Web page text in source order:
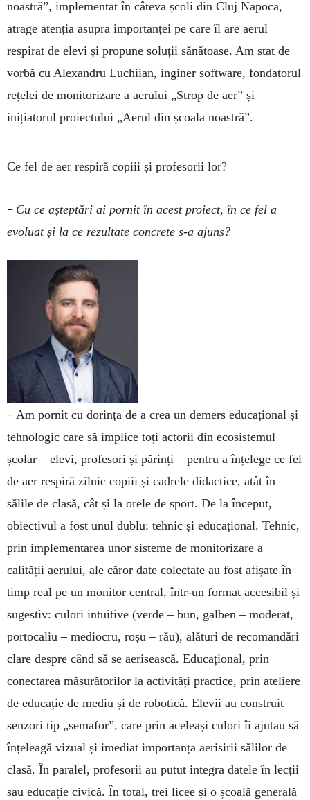
noastră”, implementat în câteva școli din Cluj Napoca,
atrage atenția asupra importanței pe care îl are aerul
respirat de elevi și propune soluții sănătoase. Am stat de
vorbă cu Alexandru Luchiian, inginer software, fondatorul
rețelei de monitorizare a aerului „Strop de aer” și
inițiatorul proiectului „Aerul din școala noastră”.
Ce fel de aer respiră copiii și profesorii lor?
– Cu ce așteptări ai pornit în acest proiect, în ce fel a
evoluat și la ce rezultate concrete s-a ajuns?
– Am pornit cu dorința de a crea un demers educațional și
tehnologic care să implice toți actorii din ecosistemul
școlar – elevi, profesori și părinți – pentru a înțelege ce fel
de aer respiră zilnic copiii și cadrele didactice, atât în
sălile de clasă, cât și la orele de sport. De la început,
obiectivul a fost unul dublu: tehnic și educațional. Tehnic,
prin implementarea unor sisteme de monitorizare a
calității aerului, ale căror date colectate au fost afișate în
timp real pe un monitor central, într-un format accesibil și
sugestiv: culori intuitive (verde – bun, galben – moderat,
portocaliu – mediocru, roșu – rău), alături de recomandări
clare despre când să se aerisească. Educațional, prin
conectarea măsurătorilor la activități practice, prin ateliere
de educație de mediu și de robotică. Elevii au construit
senzori tip „semafor”, care prin aceleași culori îi ajutau să
înțeleagă vizual și imediat importanța aerisirii sălilor de
clasă. În paralel, profesorii au putut integra datele în lecții
sau educație civică. În total, trei licee și o școală generală